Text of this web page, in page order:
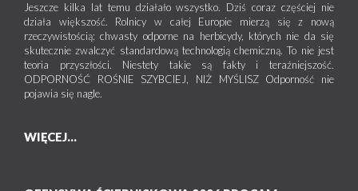
Jeszcze kilka lat temu działało wszystko. Dziś coraz częściej nie
działa większość. Rolnicy w całej Europie mierzą się z nową
rzeczywistością: chwasty odporne na herbicydy, których nie da się
skutecznie zwalczyć standardową technologią chemiczną. To nie jest
teoria przyszłości. Niestety takie są fakty i teraźniejszość.
ODPORNOŚĆ ROŚNIE SZYBCIEJ, NIŻ MYŚLISZ Odporność nie
pojawia się nagle.
WIĘCEJ...